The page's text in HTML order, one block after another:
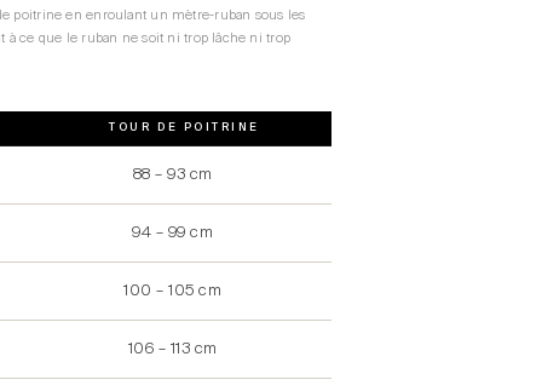
poitrine en enroulant un mètre-ruban sous les
à ce que le ruban ne soit ni trop lâche ni trop
TOUR DE POITRINE
88 – 93 cm
94 – 99 cm
100 – 105 cm
106 – 113 cm